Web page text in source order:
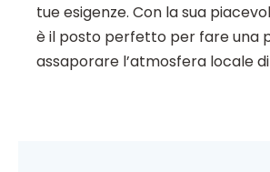
tue esigenze. Con la sua
è il posto perfetto per fare una
assaporare l’atmosfera locale di